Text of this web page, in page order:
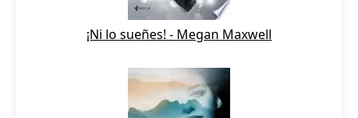
¡Ni lo sueñes! - Megan Maxwell